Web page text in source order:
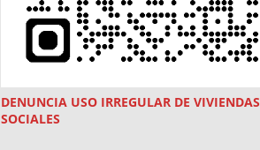
DENUNCIA USO IRREGULAR DE VIVIENDAS
SOCIALES